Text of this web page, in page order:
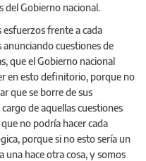
del Gobierno nacional.
frente a cada
cuestiones de
que el Gobierno nacional
en esto definitorio, porque no
que se borre de sus
de aquellas cuestiones
no podría hacer cada
porque si no esto sería un
una hace otra cosa, y somos